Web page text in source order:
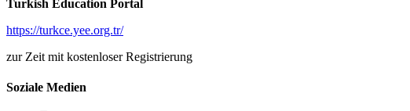
Turkish Education Portal
https://turkce.yee.org.tr/
zur Zeit mit kostenloser Registrierung
Soziale Medien